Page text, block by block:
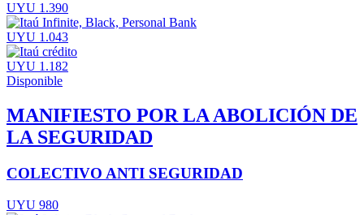
UYU 1.390
UYU 1.043
UYU 1.182
Disponible
MANIFIESTO POR LA ABOLICIÓN DE
LA SEGURIDAD
COLECTIVO ANTI SEGURIDAD
UYU 980